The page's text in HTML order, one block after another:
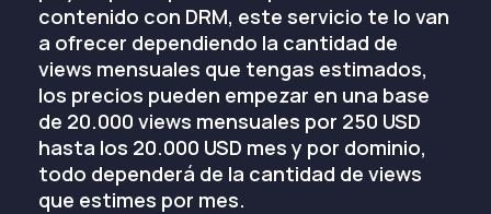
contenido con DRM, este servicio te lo van
a ofrecer dependiendo la cantidad de
views mensuales que tengas estimados,
los precios pueden empezar en una base
de 20.000 views mensuales por 250 USD
hasta los 20.000 USD mes y por dominio,
todo dependerá de la cantidad de views
que estimes por mes.